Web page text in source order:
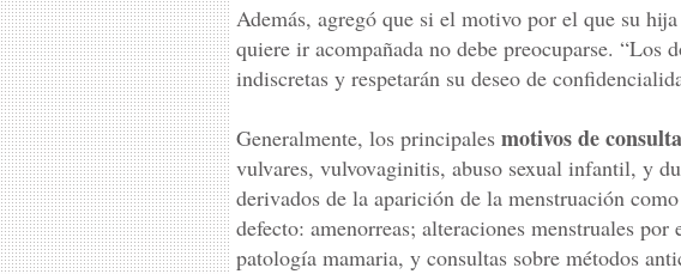
Además, agregó que si el motivo por el que su
quiere ir acompañada no debe preocuparse. “Los
indiscretas y respetarán su deseo de
Generalmente, los principales motivos de
vulvares, vulvovaginitis, abuso sexual infantil, y
derivados de la aparición de la menstruación
defecto: amenorreas; alteraciones menstruales
patología mamaria, y consultas sobre métodos